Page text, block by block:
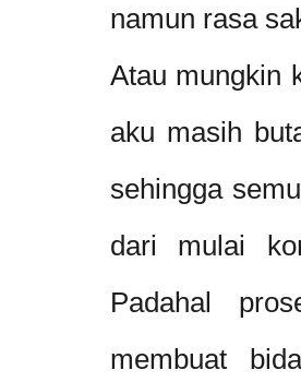
namun rasa
Atau mungkin
aku masih
sehingga
dari mulai
Padahal
membuat